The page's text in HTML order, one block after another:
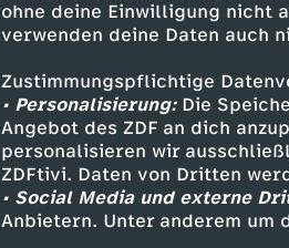
ohne deine Einwilligung nicht
verwenden deine Daten auch
Zustimmungspflichtige
• Personalisierung:Die
Angebot des ZDF an dich
personalisieren wir
ZDFtivi. Daten von Dritten
• Social Media und externe
Anbietern. Unter anderem um
Die USA haben nach
Dollar an Hilfen für
und militärische
Geldgeber Kiews.
Putin will